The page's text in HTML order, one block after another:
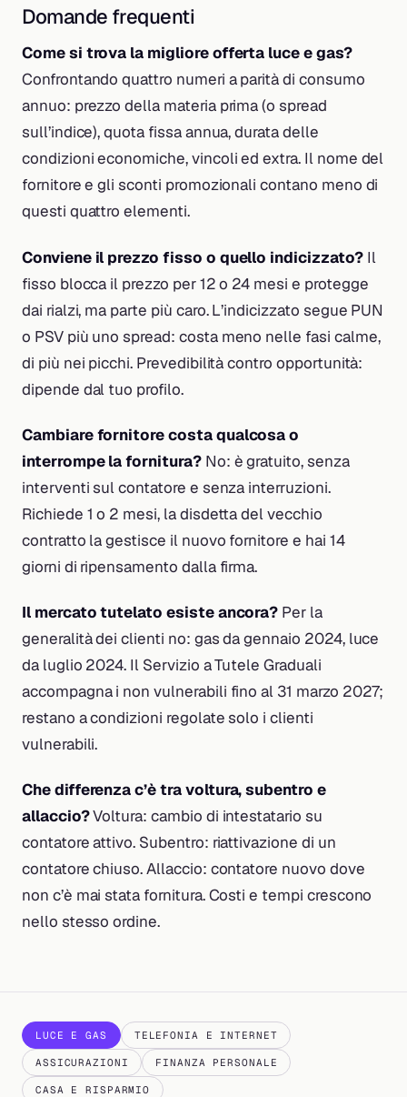
Domande frequenti
Come si trova la migliore offerta luce e gas?
Confrontando quattro numeri a parità di consumo
annuo: prezzo della materia prima (o spread
sull’indice), quota fissa annua, durata delle
condizioni economiche, vincoli ed extra. Il nome del
fornitore e gli sconti promozionali contano meno di
questi quattro elementi.
Conviene il prezzo fisso o quello indicizzato?Il
fisso blocca il prezzo per 12 o 24 mesi e protegge
dai rialzi, ma parte più caro. L’indicizzato segue PUN
o PSV più uno spread: costa meno nelle fasi calme,
di più nei picchi. Prevedibilità contro opportunità:
dipende dal tuo profilo.
Cambiare fornitore costa qualcosa o
interrompe la fornitura?No: è gratuito, senza
interventi sul contatore e senza interruzioni.
Richiede 1 o 2 mesi, la disdetta del vecchio
contratto la gestisce il nuovo fornitore e hai 14
giorni di ripensamento dalla firma.
Il mercato tutelato esiste ancora? Per la
generalità dei clienti no: gas da gennaio 2024, luce
da luglio 2024. Il Servizio a Tutele Graduali
accompagna i non vulnerabili fino al 31 marzo 2027;
restano a condizioni regolate solo i clienti
vulnerabili.
Che differenza c’è tra voltura, subentro e
allaccio?Voltura: cambio di intestatario su
contatore attivo. Subentro: riattivazione di un
contatore chiuso. Allaccio: contatore nuovo dove
non c’è mai stata fornitura. Costi e tempi crescono
nello stesso ordine.
LUCE E GAS TELEFONIA E INTERNET
ASSICURAZIONI FINANZA PERSONALE
CASA E RISPARMIO